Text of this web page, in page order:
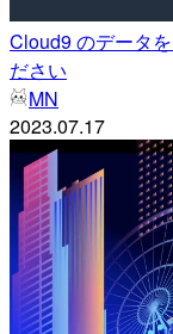
Cloud9 のデータ
ださい
MN
2023.07.17